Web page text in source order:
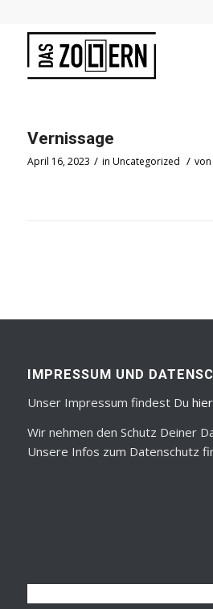
Vernissage
April 16, 2023 / in Uncategorized / von
IMPRESSUM UND
Unser Impressum findest Du hier
Wir nehmen den Schutz Deiner
Unsere Infos zum Datenschutz